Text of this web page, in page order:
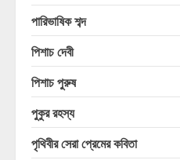
পারিভাষিক শব্দ
পিশাচ দেবী
পিশাচ পুরুষ
পুকুর রহস্য
পৃথিবীর সেরা প্রেমের কবিতা